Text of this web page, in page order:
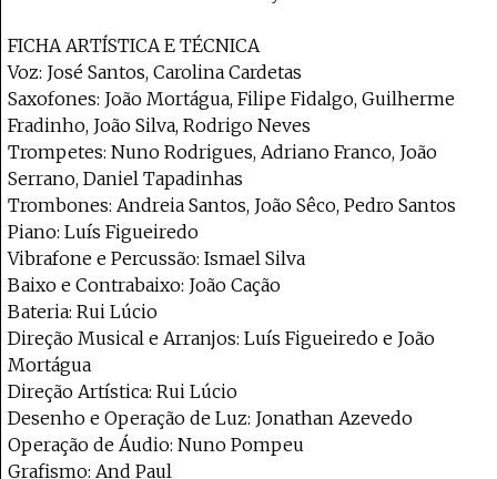
FICHA ARTÍSTICA E TÉCNICA
Voz: José Santos, Carolina Cardetas
Saxofones: João Mortágua, Filipe Fidalgo, Guilherme
Fradinho, João Silva, Rodrigo Neves
Trompetes: Nuno Rodrigues, Adriano Franco, João
Serrano, Daniel Tapadinhas
Trombones: Andreia Santos, João Sêco, Pedro Santos
Piano: Luís Figueiredo
Vibrafone e Percussão: Ismael Silva
Baixo e Contrabaixo: João Cação
Bateria: Rui Lúcio
Direção Musical e Arranjos: Luís Figueiredo e João
Mortágua
Direção Artística: Rui Lúcio
Desenho e Operação de Luz: Jonathan Azevedo
Operação de Áudio: Nuno Pompeu
Grafismo: And Paul